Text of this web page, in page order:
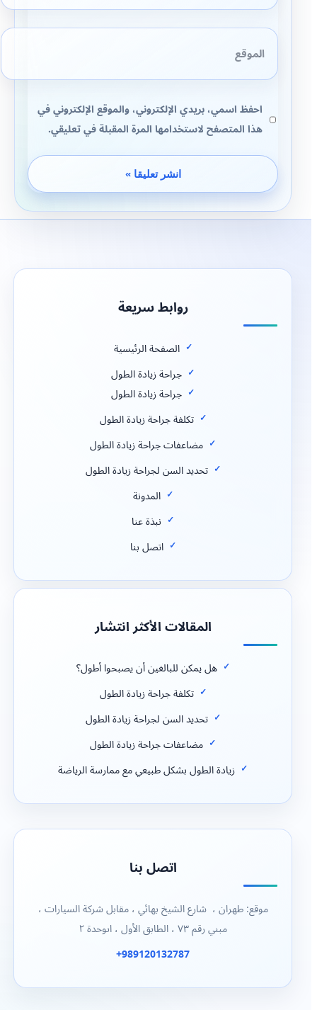
الموقع
احفظ اسمي، بريدي الإلكتروني، والموقع الإلكتروني في
هذا المتصفح لاستخدامها المرة المقبلة في تعليقي.
روابط سريعة
الصفحة الرئيسية
جراحة زيادة الطول
جراحة زيادة الطول
تكلفة جراحة زيادة الطول
مضاعفات جراحة زيادة الطول
تحديد السن لجراحة زيادة الطول
المدونة
نبذة عنا
اتصل بنا
المقالات الأكثر انتشار
هل يمكن للبالغين أن يصبحوا أطول؟
تكلفة جراحة زيادة الطول
تحديد السن لجراحة زيادة الطول
مضاعفات جراحة زيادة الطول
زيادة الطول بشكل طبيعي مع ممارسة الرياضة
اتصل بنا
موقع: طهران ، شارع الشيخ بهائي ، مقابل شركة السيارات ،
مبني رقم ٧٣ ، الطابق الأول ، اىوحدة ٢
989120132787+